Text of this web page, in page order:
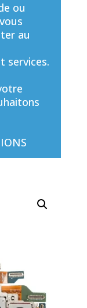
ou
au
services.